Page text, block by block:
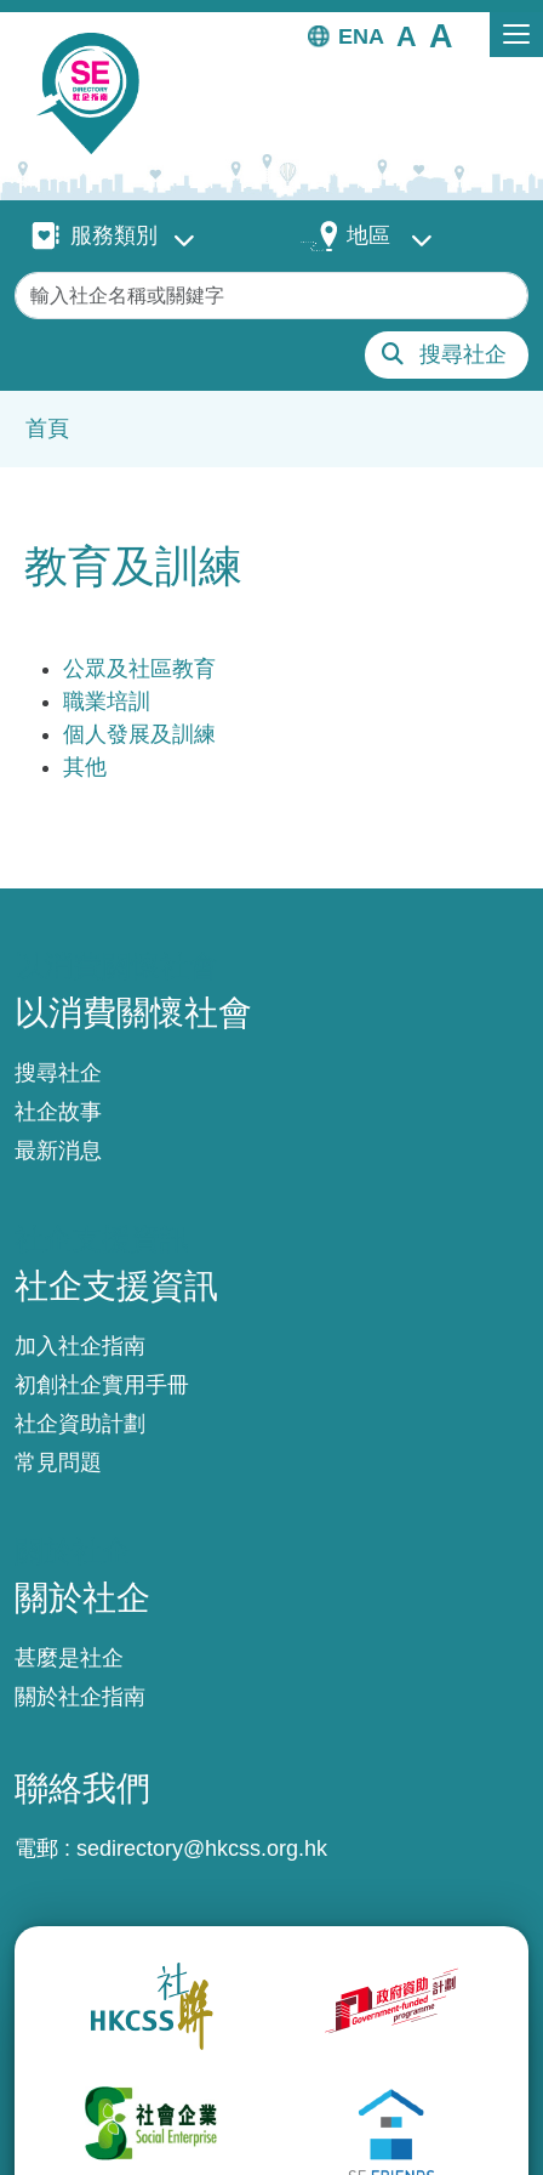
移至主內容
EN
服務類別服務類別 地區 地區
關鍵字
搜尋社企
首頁
教育及訓練
公眾及社區教育
職業培訓
個人發展及訓練
其他
以消費關懷社會
搜尋社企
社企故事
最新消息
社企支援資訊
加入社企指南
初創社企實用手冊
社企資助計劃
常見問題
關於社企
甚麼是社企
關於社企指南
聯絡我們
電郵 : sedirectory@hkcss.org.hk